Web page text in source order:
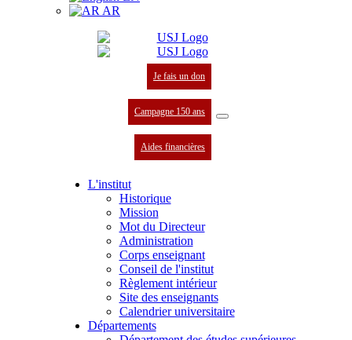
AR
Je fais un don
Campagne 150 ans
Aides financières
L'institut
Historique
Mission
Mot du Directeur
Administration
Corps enseignant
Conseil de l'institut
Règlement intérieur
Site des enseignants
Calendrier universitaire
Départements